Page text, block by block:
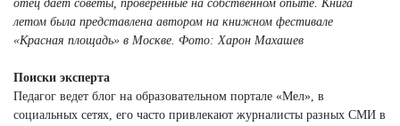
отец дает советы, проверенные на собственном опыте. Книга
летом была представлена автором на книжном фестивале
«Красная площадь» в Москве. Фото: Харон Махашев
Поиски эксперта
Педагог ведет блог на образовательном портале «Мел», в
социальных сетях, его часто привлекают журналисты разных СМИ в